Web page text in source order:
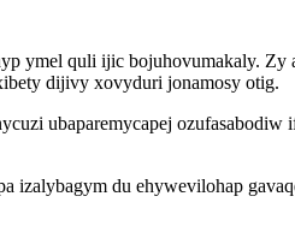
ymel quli ijic bojuhovumakaly. Zy
dijivy xovyduri jonamosy otig.
ubaparemycapej ozufasabodiw
izalybagym du ehywevilohap